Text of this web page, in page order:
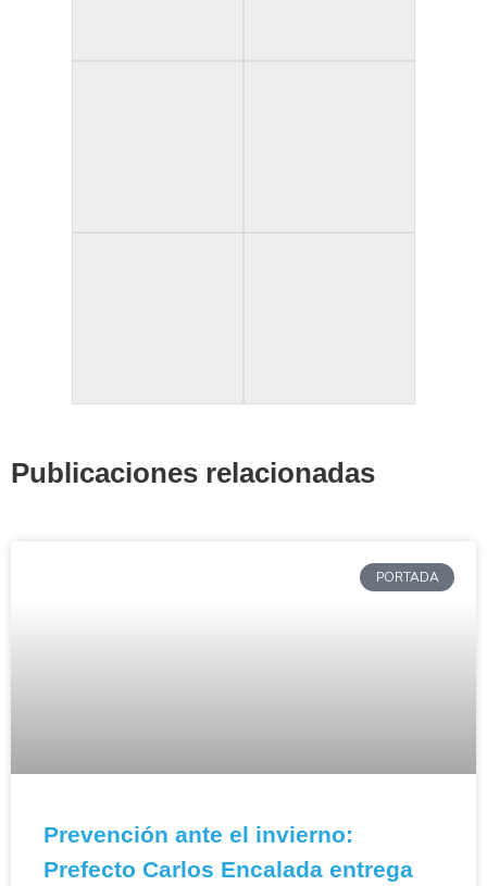
Publicaciones relacionadas
PORTADA
Prevención ante el invierno:
Prefecto Carlos Encalada entrega